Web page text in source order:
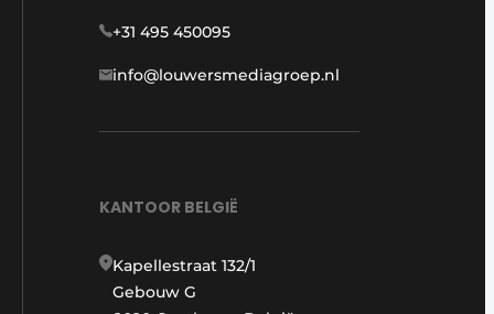
+31 495 450095
info@louwersmediagroep.nl
KANTOOR BELGIË
Kapellestraat 132/1
Gebouw G